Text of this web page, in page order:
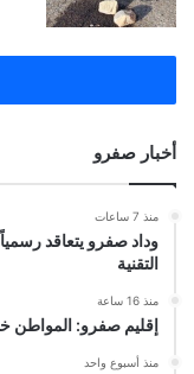
أخبار صفرو
منذ 7 ساعات
وداد صفرو يتعاقد
التقنية
منذ 16 ساعة
إقليم صفرو: المواطن
منذ أسبوع واحد